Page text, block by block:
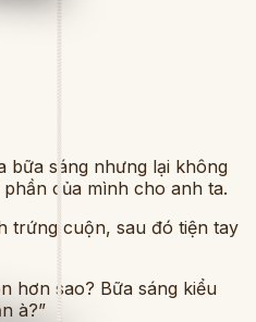
bữa sáng nhưng lại không
của mình cho anh ta.
trứng cuộn, sau đó tiện tay
hơn sao? Bữa sáng kiểu
à?”